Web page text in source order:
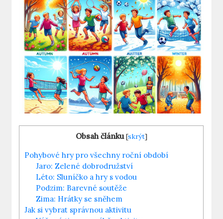
Obsah článku [skrýt]
Pohybové hry pro všechny roční období
Jaro: Zelené dobrodružství
Léto: Sluníčko a hry s vodou
Podzim: Barevné soutěže
Zima: Hrátky se sněhem
Jak si vybrat správnou aktivitu